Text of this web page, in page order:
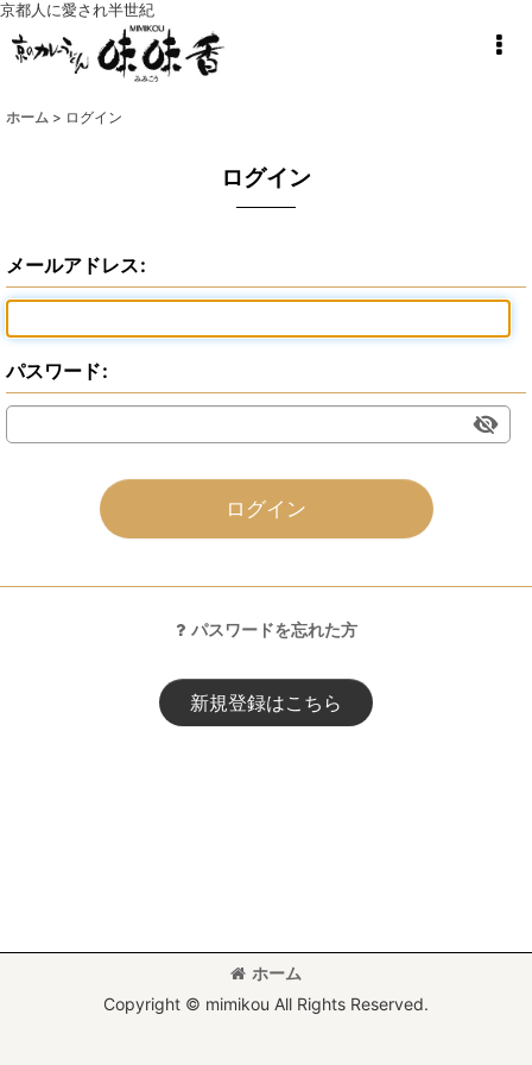
京都人に愛され半世紀
ホーム > ログイン
ログイン
メールアドレス:
パスワード:
ログイン
パスワードを忘れた方
新規登録はこちら
ホーム
Copyright © mimikou All Rights Reserved.